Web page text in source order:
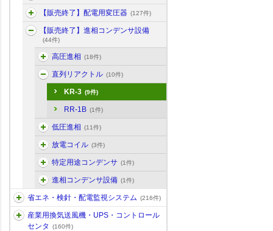
【販売終了】配電用変圧器 (127件)
【販売終了】進相コンデンサ設備
(44件)
高圧進相 (18件)
直列リアクトル (10件)
KR-3 (9件)
RR-1B (1件)
低圧進相 (11件)
放電コイル (3件)
特定用途コンデンサ (1件)
進相コンデンサ設備 (1件)
省エネ・検針・配電監視システム (216件)
産業用換気送風機・UPS・コントロール
センタ
(160件)